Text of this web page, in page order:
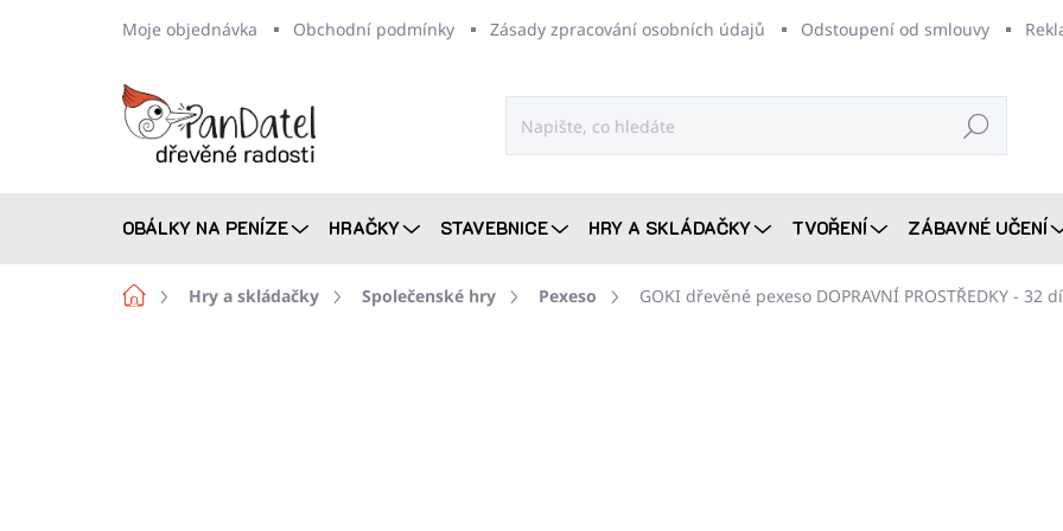
Moje objednávka Obchodní podmínky Zásady zpracování osobních údajů Odstoupení od smlouvy
Hledat
OBÁLKY NA PENÍZE HRAČKY STAVEBNICE HRY A SKLÁDAČKY TVOŘENÍ ZÁBAVNÉ UČENÍ
DomůHry a skládačky Společenské hry Pexeso GOKI dřevěné pexeso DOPRAVNÍ PROSTŘEDKY - 32